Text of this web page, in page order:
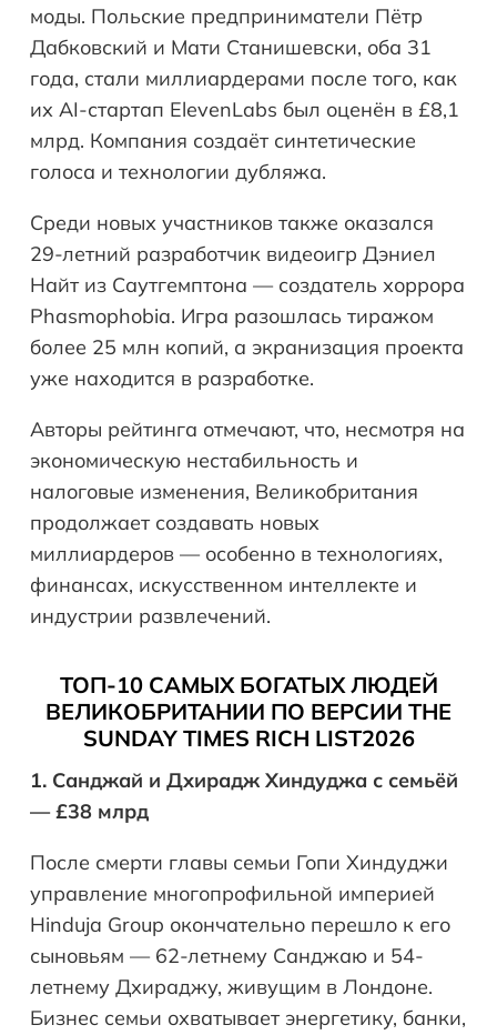
моды. Польские предприниматели Пётр
Дабковский и Мати Станишевски, оба 31
года, стали миллиардерами после того, как
их AI-стартап ElevenLabs был оценён в £8,1
млрд. Компания создаёт синтетические
голоса и технологии дубляжа.
Среди новых участников также оказался
29-летний разработчик видеоигр Дэниел
Найт из Саутгемптона — создатель хоррора
Phasmophobia. Игра разошлась тиражом
более 25 млн копий, а экранизация проекта
уже находится в разработке.
Авторы рейтинга отмечают, что, несмотря на
экономическую нестабильность и
налоговые изменения, Великобритания
продолжает создавать новых
миллиардеров — особенно в технологиях,
финансах, искусственном интеллекте и
индустрии развлечений.
ТОП-10 САМЫХ БОГАТЫХ ЛЮДЕЙ
ВЕЛИКОБРИТАНИИ ПО ВЕРСИИ THE
SUNDAY TIMES RICH LIST2026
1. Санджай и Дхирадж Хиндуджа с семьёй
— £38 млрд
После смерти главы семьи Гопи Хиндуджи
управление многопрофильной империей
Hinduja Group окончательно перешло к его
сыновьям — 62-летнему Санджаю и 54-
летнему Дхираджу, живущим в Лондоне.
Бизнес семьи охватывает энергетику, банки,